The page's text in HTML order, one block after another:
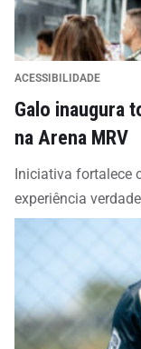
ACESSIBILIDADE
Galo inaugura
na Arena MRV
Iniciativa fortalece
experiência